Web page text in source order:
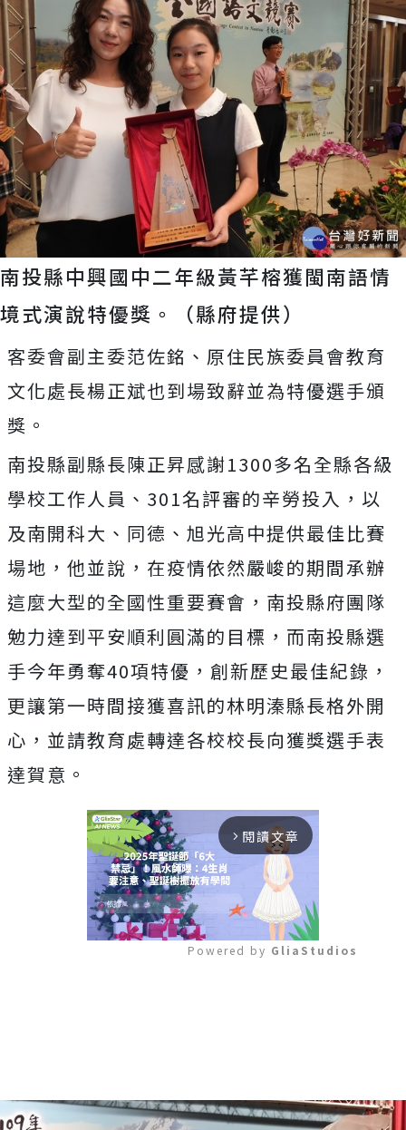
南投縣中興國中二年級黃芊榕獲閩南語情
境式演說特優獎。（縣府提供）
客委會副主委范佐銘、原住民族委員會教育
文化處長楊正斌也到場致辭並為特優選手頒
獎。
南投縣副縣長陳正昇感謝1300多名全縣各級
學校工作人員、301名評審的辛勞投入，以
及南開科大、同德、旭光高中提供最佳比賽
場地，他並說，在疫情依然嚴峻的期間承辦
這麼大型的全國性重要賽會，南投縣府團隊
勉力達到平安順利圓滿的目標，而南投縣選
手今年勇奪40項特優，創新歷史最佳紀錄，
更讓第一時間接獲喜訊的林明溱縣長格外開
心，並請教育處轉達各校校長向獲獎選手表
達賀意。
arrow_forward_ios 閱讀文章
Powered by GliaStudios